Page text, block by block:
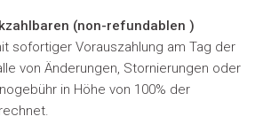
(non-refundablen )
sofortiger Vorauszahlung am Tag der
von Änderungen, Stornierungen oder
in Höhe von 100% der